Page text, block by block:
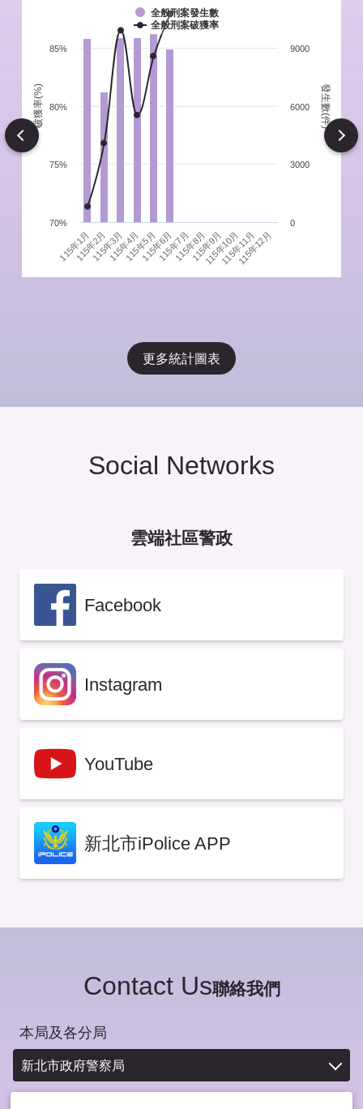
警政統計懶人包
破獲率(%) 發生數(件)
全般刑案發生數
全般刑案破獲率
115年1月
115年2月115年3月115年4月115年5月115年6月115年7月115年8月115年9月
115年10月
115年11月
115年12月
70%
75%
80%
85%
0
3000
6000
9000
更多統計圖表
Social Networks
雲端社區警政
Facebook
Instagram
YouTube
新北市iPolice APP
Contact Us聯絡我們
本局及各分局
新北市政府警察局